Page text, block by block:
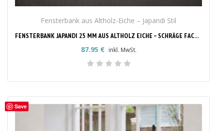
Fensterbank aus Altholz-Eiche – Japandi Stil
FENSTERBANK JAPANDI 25 MM AUS ALTHOLZ EICHE – SCHRÄGE FACETTKANTE & RUNDE ECKEN
87.95 € inkl. MwSt.
Save